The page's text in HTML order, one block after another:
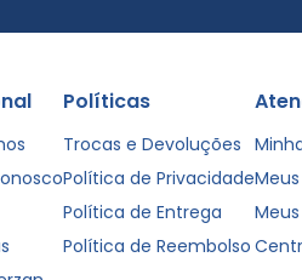
Políticas
Trocas e Devoluções
Política de Privacidade
Política de Entrega
Política de Reembolso